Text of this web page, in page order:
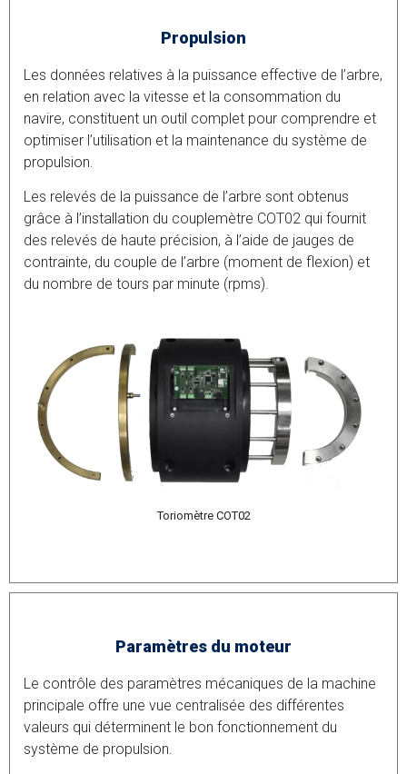
Propulsion
Les données relatives à la puissance effective de l’arbre,
en relation avec la vitesse et la consommation du
navire, constituent un outil complet pour comprendre et
optimiser l’utilisation et la maintenance du système de
propulsion.
Les relevés de la puissance de l’arbre sont obtenus
grâce à l’installation du couplemètre COT02 qui fournit
des relevés de haute précision, à l’aide de jauges de
contrainte, du couple de l’arbre (moment de flexion) et
du nombre de tours par minute (rpms).
Toriomètre COT02
Paramètres du moteur
Le contrôle des paramètres mécaniques de la machine
principale offre une vue centralisée des différentes
valeurs qui déterminent le bon fonctionnement du
système de propulsion.